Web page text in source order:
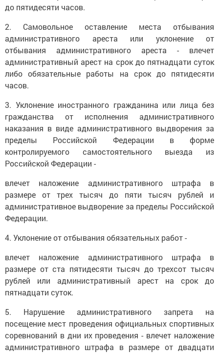
до пятидесяти часов.
2. Самовольное оставление места отбывания
административного ареста или уклонение от
отбывания административного ареста - влечет
административный арест на срок до пятнадцати суток
либо обязательные работы на срок до пятидесяти
часов.
3. Уклонение иностранного гражданина или лица без
гражданства от исполнения административного
наказания в виде административного выдворения за
пределы Российской Федерации в форме
контролируемого самостоятельного выезда из
Российской Федерации -
влечет наложение административного штрафа в
размере от трех тысяч до пяти тысяч рублей и
административное выдворение за пределы Российской
Федерации.
4. Уклонение от отбывания обязательных работ -
влечет наложение административного штрафа в
размере от ста пятидесяти тысяч до трехсот тысяч
рублей или административный арест на срок до
пятнадцати суток.
5. Нарушение административного запрета на
посещение мест проведения официальных спортивных
соревнований в дни их проведения - влечет наложение
административного штрафа в размере от двадцати